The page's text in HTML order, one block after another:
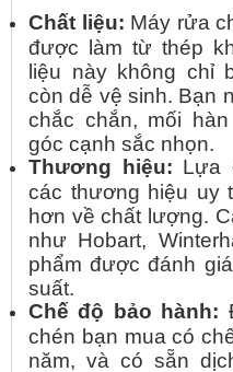
Chất liệu: Máy rửa
được làm từ thép
liệu này không chỉ
còn dễ vệ sinh. Bạn
chắc chắn, mối
góc cạnh sắc nhọn.
Thương hiệu: Lựa
các thương hiệu uy
hơn về chất lượng.
như Hobart,
phẩm được đánh
suất.
Chế độ bảo hành:
chén bạn mua có
năm, và có sẵn